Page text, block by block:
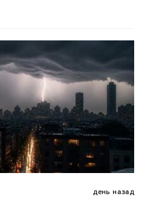
день назад